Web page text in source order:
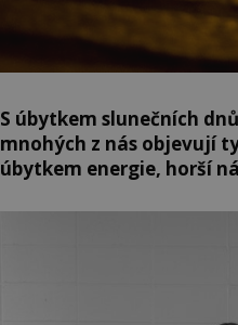
S úbytkem slunečních
mnohých z nás objevují
úbytkem energie, horší